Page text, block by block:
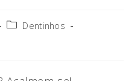
PostDentinhos